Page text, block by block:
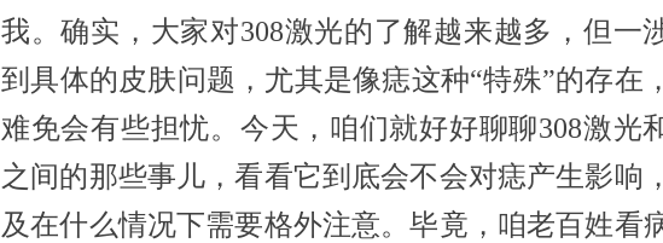
我。确实，大家对308激光的了解越来越多，但一
到具体的皮肤问题，尤其是像痣这种“特殊”的存在
难免会有些担忧。今天，咱们就好好聊聊308激光
之间的那些事儿，看看它到底会不会对痣产生影响
及在什么情况下需要格外注意。毕竟，咱老百姓看